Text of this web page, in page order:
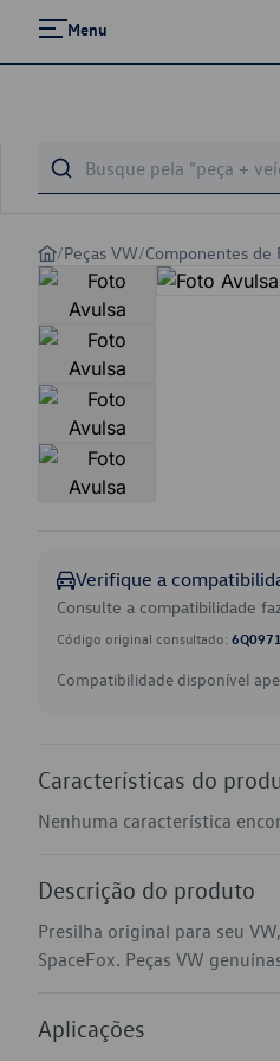
Menu
/Peças VW/Componentes de
Verifique a
Consulte a compatibilidade
Código original consultado:
Compatibilidade disponível
Características do
Nenhuma característica
Descrição do produto
Presilha original para seu
SpaceFox. Peças VW
Aplicações